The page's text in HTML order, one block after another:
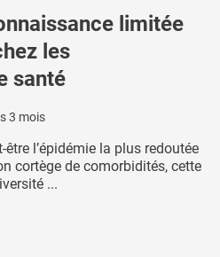
limitée
les
santé
3 mois
être l’épidémie la plus redoutée
cortège de comorbidités, cette
...